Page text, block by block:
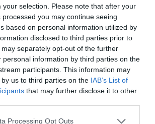
your selection. Please note that after your
you may continue seeing
based on personal information utilized by
disclosed to third parties prior to
separately opt-out of the further
personal information by third parties on the
participants. This information may
us to third parties on the IAB’s List of
that may further disclose it to other
Processing Opt Outs